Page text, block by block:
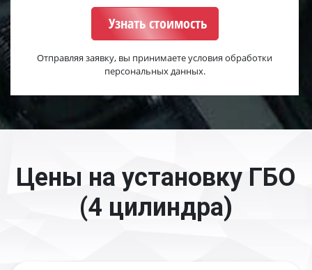
Узнать стоимость
Отправляя заявку, вы принимаете условия обработки
персональных данных.
Цены на установку ГБО
(4 цилиндра)